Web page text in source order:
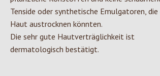
Tenside oder synthetische Emulgatoren, die
Haut austrocknen könnten.
Die sehr gute Hautverträglichkeit ist
dermatologisch bestätigt.